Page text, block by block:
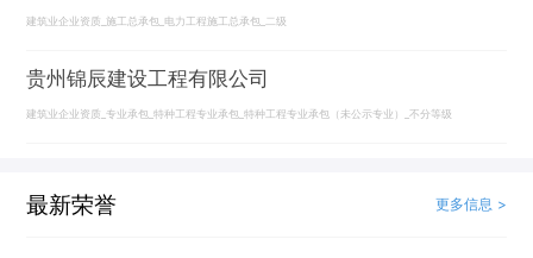
建筑业企业资质_施工总承包_电力工程施工总承包_二级
贵州锦辰建设工程有限公司
建筑业企业资质_专业承包_特种工程专业承包_特种工程专业承包（未公示专业）_不分等级
最新荣誉 更多信息 >